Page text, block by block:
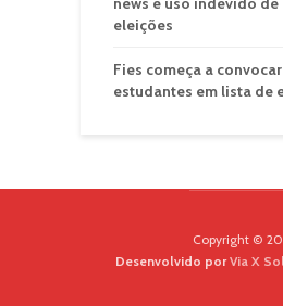
eleições
Fies começa a
estudantes em lista de
Copyright ©
Desenvolvido porVia X